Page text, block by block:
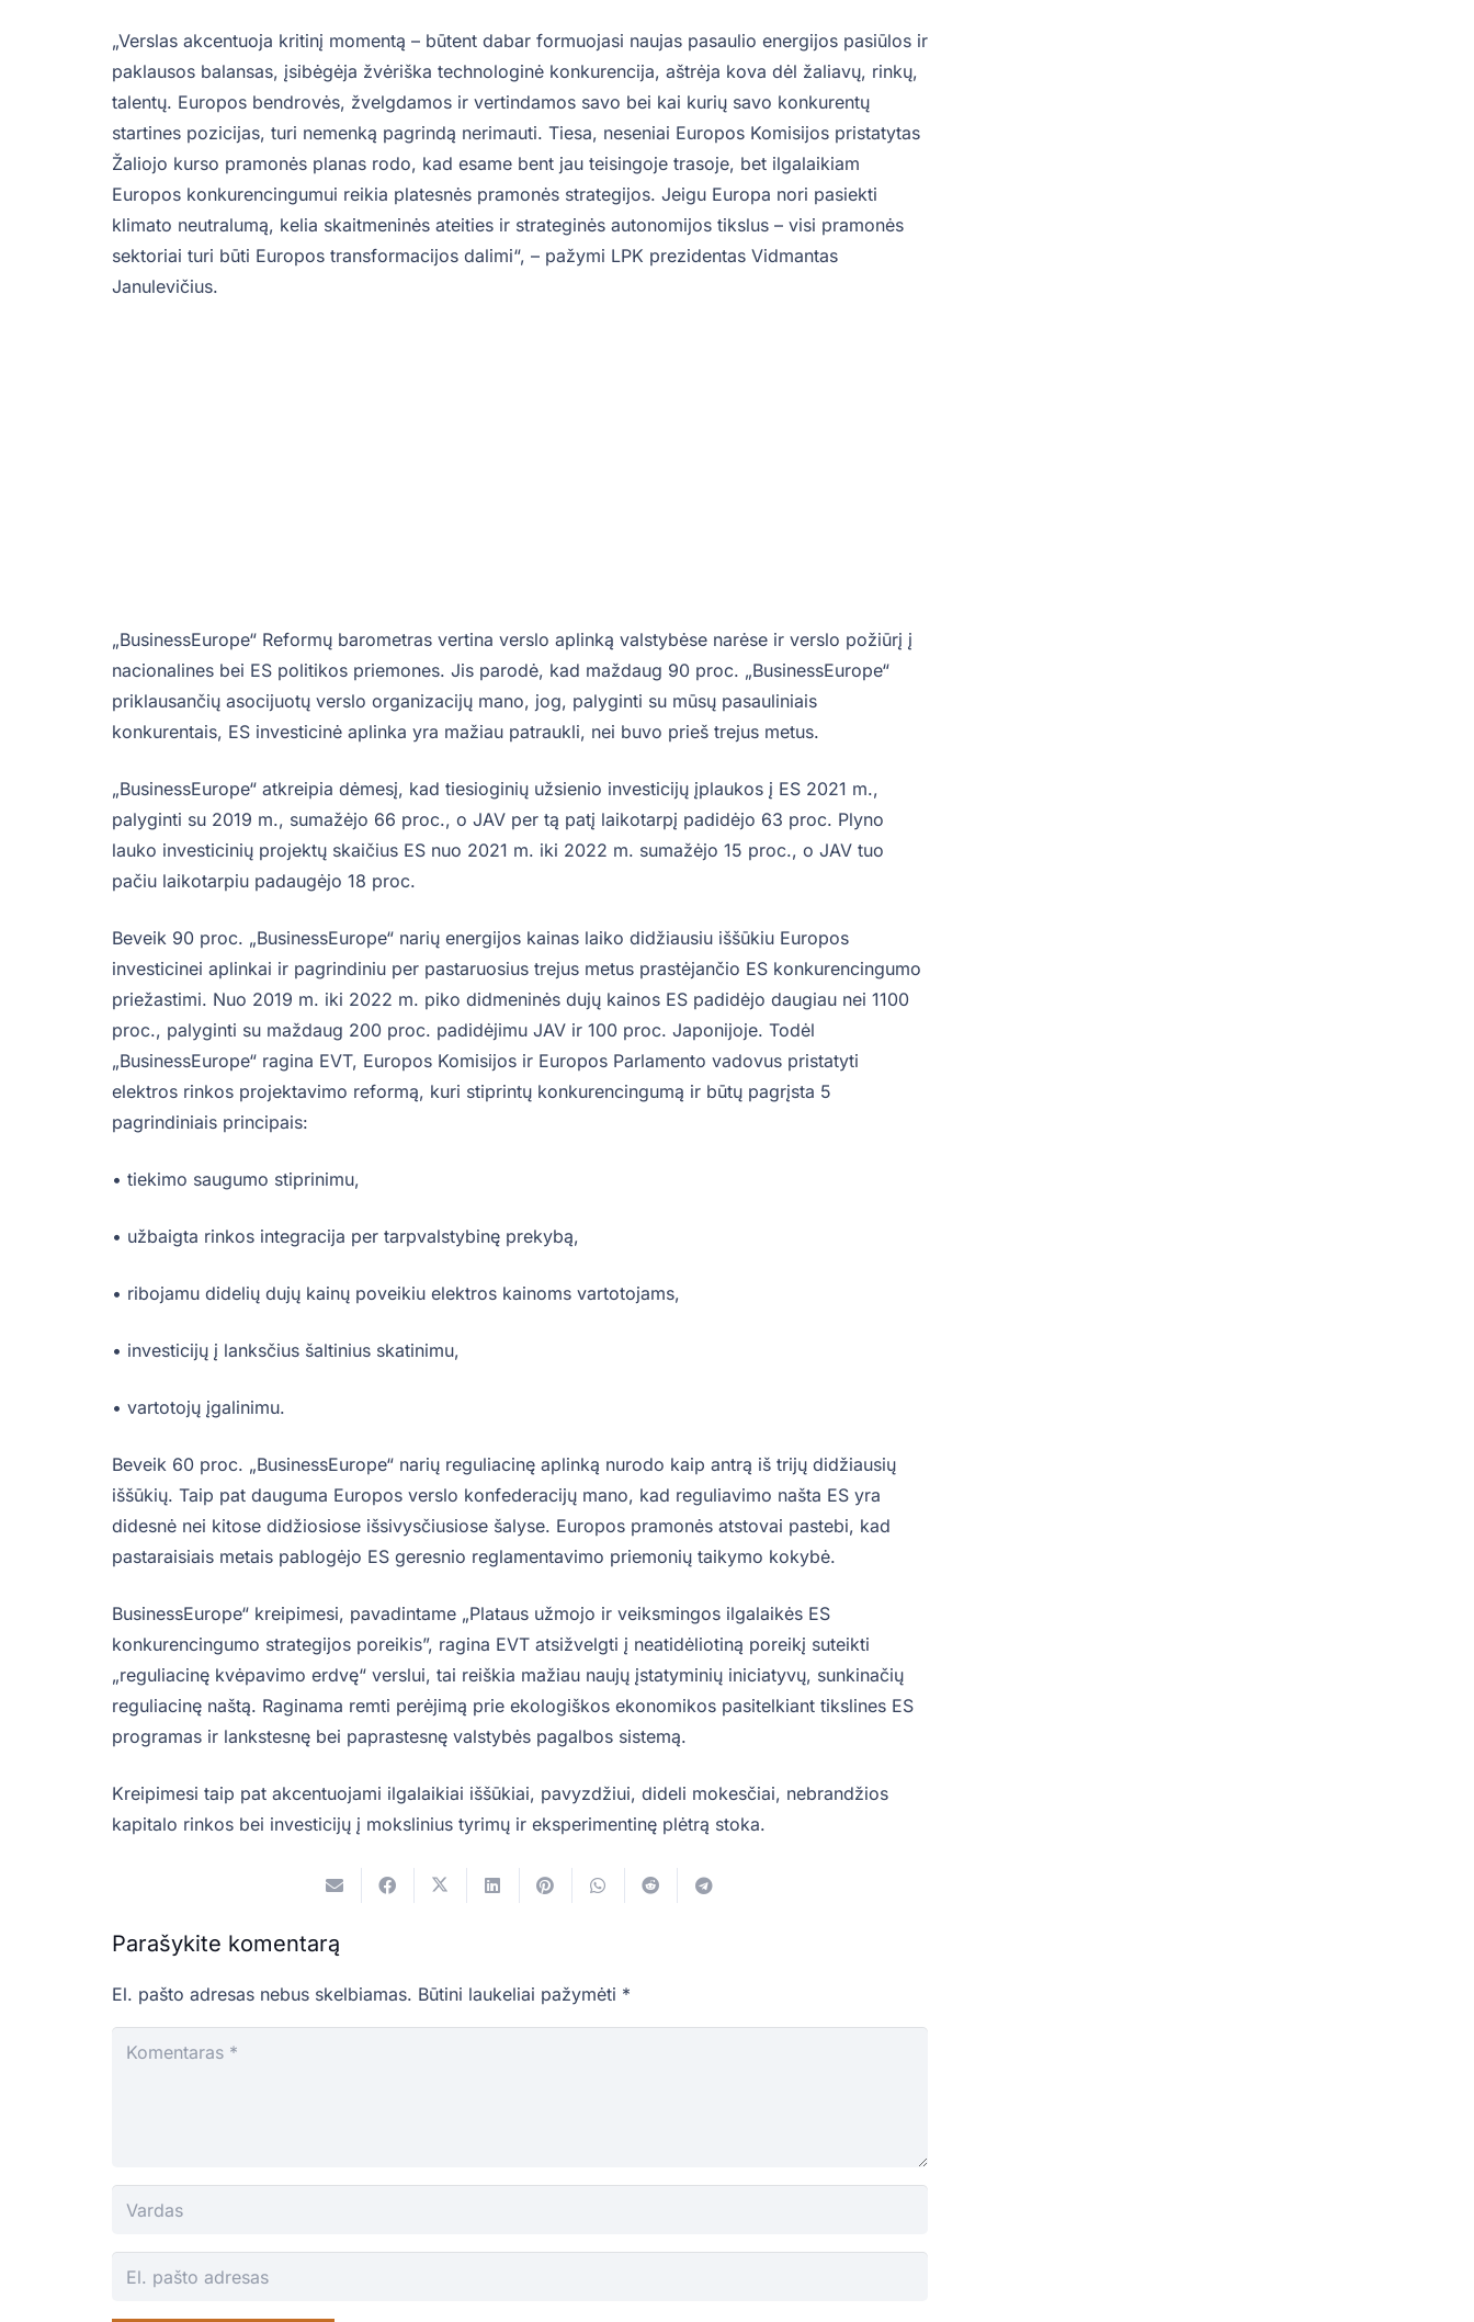
„Verslas akcentuoja kritinį momentą – būtent dabar formuojasi naujas pasaulio energijos pasiūlos ir
paklausos balansas, įsibėgėja žvėriška technologinė konkurencija, aštrėja kova dėl žaliavų, rinkų,
talentų. Europos bendrovės, žvelgdamos ir vertindamos savo bei kai kurių savo konkurentų
startines pozicijas, turi nemenką pagrindą nerimauti. Tiesa, neseniai Europos Komisijos pristatytas
Žaliojo kurso pramonės planas rodo, kad esame bent jau teisingoje trasoje, bet ilgalaikiam
Europos konkurencingumui reikia platesnės pramonės strategijos. Jeigu Europa nori pasiekti
klimato neutralumą, kelia skaitmeninės ateities ir strateginės autonomijos tikslus – visi pramonės
sektoriai turi būti Europos transformacijos dalimi“, – pažymi LPK prezidentas Vidmantas
Janulevičius.
„BusinessEurope“ Reformų barometras vertina verslo aplinką valstybėse narėse ir verslo požiūrį į
nacionalines bei ES politikos priemones. Jis parodė, kad maždaug 90 proc. „BusinessEurope“
priklausančių asocijuotų verslo organizacijų mano, jog, palyginti su mūsų pasauliniais
konkurentais, ES investicinė aplinka yra mažiau patraukli, nei buvo prieš trejus metus.
„BusinessEurope“ atkreipia dėmesį, kad tiesioginių užsienio investicijų įplaukos į ES 2021 m.,
palyginti su 2019 m., sumažėjo 66 proc., o JAV per tą patį laikotarpį padidėjo 63 proc. Plyno
lauko investicinių projektų skaičius ES nuo 2021 m. iki 2022 m. sumažėjo 15 proc., o JAV tuo
pačiu laikotarpiu padaugėjo 18 proc.
Beveik 90 proc. „BusinessEurope“ narių energijos kainas laiko didžiausiu iššūkiu Europos
investicinei aplinkai ir pagrindiniu per pastaruosius trejus metus prastėjančio ES konkurencingumo
priežastimi. Nuo 2019 m. iki 2022 m. piko didmeninės dujų kainos ES padidėjo daugiau nei 1100
proc., palyginti su maždaug 200 proc. padidėjimu JAV ir 100 proc. Japonijoje. Todėl
„BusinessEurope“ ragina EVT, Europos Komisijos ir Europos Parlamento vadovus pristatyti
elektros rinkos projektavimo reformą, kuri stiprintų konkurencingumą ir būtų pagrįsta 5
pagrindiniais principais:
• tiekimo saugumo stiprinimu,
• užbaigta rinkos integracija per tarpvalstybinę prekybą,
• ribojamu didelių dujų kainų poveikiu elektros kainoms vartotojams,
• investicijų į lanksčius šaltinius skatinimu,
• vartotojų įgalinimu.
Beveik 60 proc. „BusinessEurope“ narių reguliacinę aplinką nurodo kaip antrą iš trijų didžiausių
iššūkių. Taip pat dauguma Europos verslo konfederacijų mano, kad reguliavimo našta ES yra
didesnė nei kitose didžiosiose išsivysčiusiose šalyse. Europos pramonės atstovai pastebi, kad
pastaraisiais metais pablogėjo ES geresnio reglamentavimo priemonių taikymo kokybė.
BusinessEurope“ kreipimesi, pavadintame „Plataus užmojo ir veiksmingos ilgalaikės ES
konkurencingumo strategijos poreikis”, ragina EVT atsižvelgti į neatidėliotiną poreikį suteikti
„reguliacinę kvėpavimo erdvę“ verslui, tai reiškia mažiau naujų įstatyminių iniciatyvų, sunkinačių
reguliacinę naštą. Raginama remti perėjimą prie ekologiškos ekonomikos pasitelkiant tikslines ES
programas ir lankstesnę bei paprastesnę valstybės pagalbos sistemą.
Kreipimesi taip pat akcentuojami ilgalaikiai iššūkiai, pavyzdžiui, dideli mokesčiai, nebrandžios
kapitalo rinkos bei investicijų į mokslinius tyrimų ir eksperimentinę plėtrą stoka.
Parašykite komentarą
El. pašto adresas nebus skelbiamas. Būtini laukeliai pažymėti *